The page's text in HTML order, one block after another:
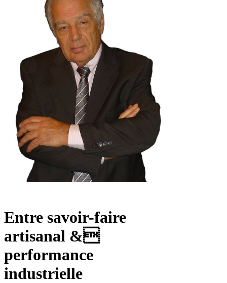
Entre savoir-faire
artisanal &
performance
industrielle